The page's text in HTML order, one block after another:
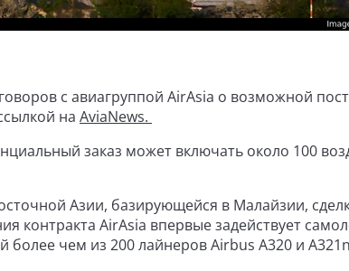
с авиагруппой AirAsia о возможной
на AviaNews.
заказ может включать около 100
Азии, базирующейся в Малайзии,
контракта AirAsia впервые задействует
чем из 200 лайнеров Airbus A320 и